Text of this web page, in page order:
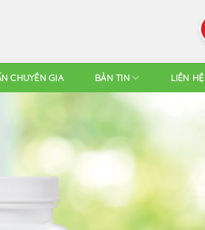
CHUYÊN GIA BẢN TIN LIÊN HỆ